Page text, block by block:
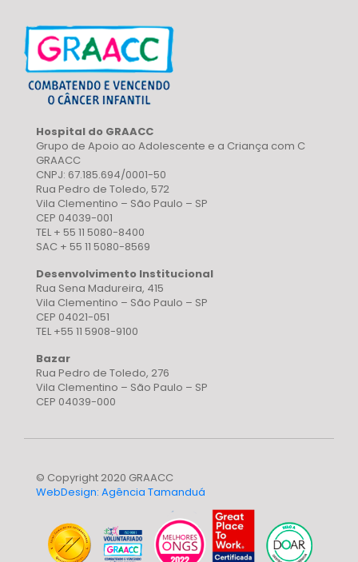
Hospital do GRAACC
Grupo de Apoio ao Adolescente e a Criança com C
GRAACC
CNPJ: 67.185.694/0001-50
Rua Pedro de Toledo, 572
Vila Clementino – São Paulo – SP
CEP 04039-001
TEL + 55 11 5080-8400
SAC + 55 11 5080-8569
Desenvolvimento Institucional
Rua Sena Madureira, 415
Vila Clementino – São Paulo – SP
CEP 04021-051
TEL +55 11 5908-9100
Bazar
Rua Pedro de Toledo, 276
Vila Clementino – São Paulo – SP
CEP 04039-000
© Copyright 2020 GRAACC
WebDesign: Agência Tamanduá